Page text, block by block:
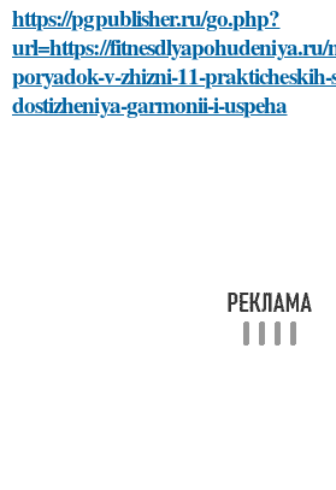
https://pgpublisher.ru/go.php?
url=https://fitnesdlyapohudeniya.ru/
poryadok-v-zhizni-11-prakticheskih-
dostizheniya-garmonii-i-uspeha